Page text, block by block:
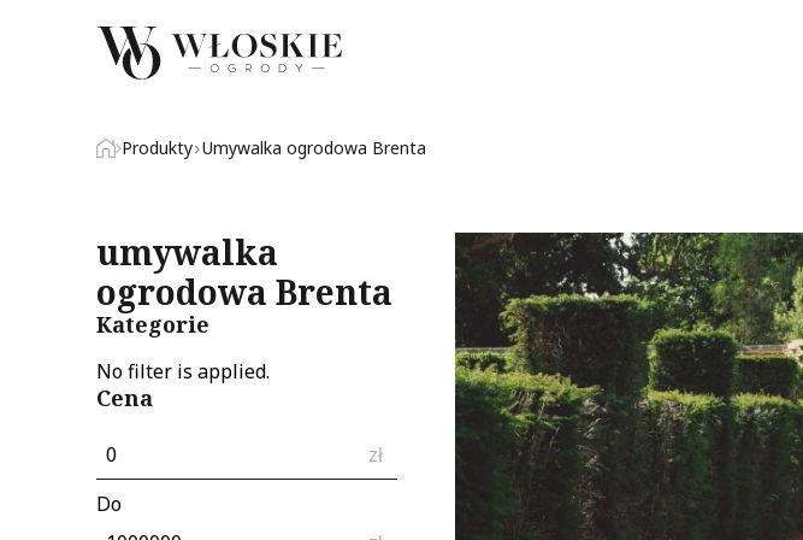
Produkty Umywalka ogrodowa Brenta
umywalka
ogrodowa Brenta
Kategorie
No filter is applied.
Cena
zł
Do